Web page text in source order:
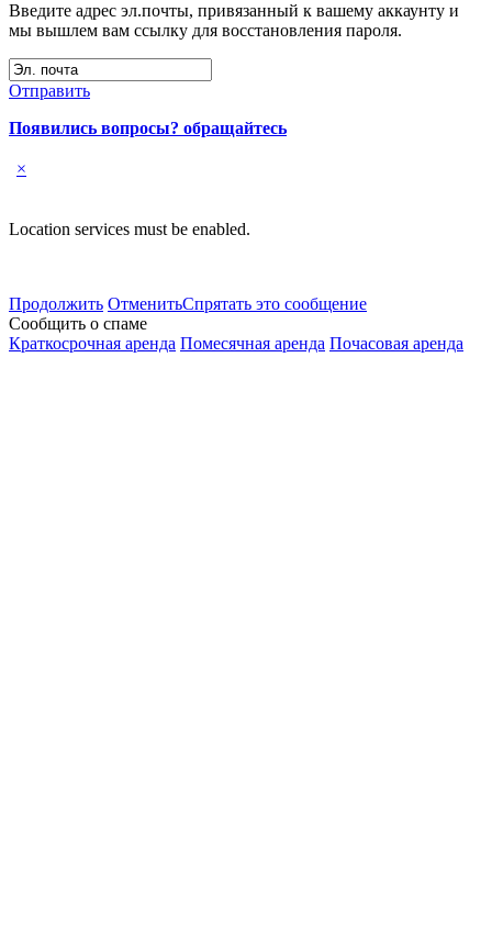
Введите адрес эл.почты, привязанный к вашему аккаунту и
мы вышлем вам ссылку для восстановления пароля.
Отправить
Появились вопросы? обращайтесь
×
Location services must be enabled.
Продолжить ОтменитьСпрятать это сообщение
Сообщить о спаме
Краткосрочная аренда Помесячная аренда Почасовая аренда